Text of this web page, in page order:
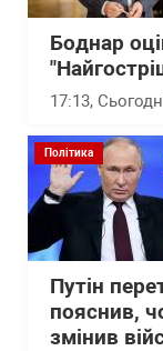
Боднар
17:13,
Політика
Путін
пояснив,
змінив